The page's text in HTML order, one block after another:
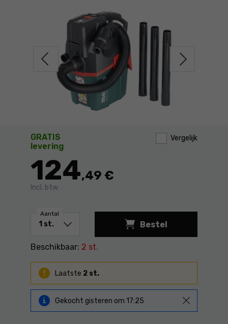
Sitemap
GRATIS
levering
Vergelijk
124,49 €
Incl. btw
Aantal
Bestel
Beschikbaar: 2 st.
Laatste 2 st.
Gekocht gisteren om 17:25